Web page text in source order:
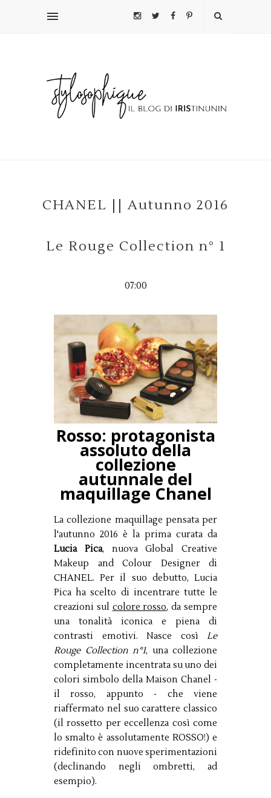
CHANEL || Autunno 2016
Le Rouge Collection n° 1
07:00
Rosso: protagonista
assoluto della
collezione
autunnale del
maquillage Chanel
La collezione maquillage pensata per
l'autunno 2016 è la prima curata da
Lucia Pica, nuova Global Creative
Makeup and Colour Designer di
CHANEL. Per il suo debutto, Lucia
Pica ha scelto di incentrare tutte le
creazioni sul colore rosso, da sempre
una tonalità iconica e piena di
contrasti emotivi. Nasce così Le
Rouge Collection n°1, una collezione
completamente incentrata su uno dei
colori simbolo della Maison Chanel -
il rosso, appunto - che viene
riaffermato nel suo carattere classico
(il rossetto per eccellenza così come
lo smalto è assolutamente ROSSO!) e
ridefinito con nuove sperimentazioni
(declinando negli ombretti, ad
esempio).